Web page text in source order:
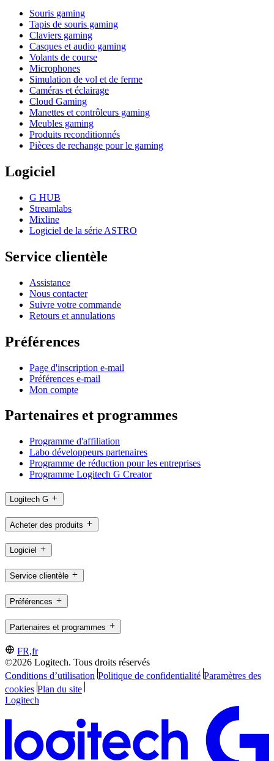
Souris gaming
Tapis de souris gaming
Claviers gaming
Casques et audio gaming
Volants de course
Microphones
Simulation de vol et de ferme
Caméras et éclairage
Cloud Gaming
Manettes et contrôleurs gaming
Meubles gaming
Produits reconditionnés
Pièces de rechange pour le gaming
Logiciel
G HUB
Streamlabs
Mixline
Logiciel de la série ASTRO
Service clientèle
Assistance
Nous contacter
Suivre votre commande
Retours et annulations
Préférences
Page d'inscription e-mail
Préférences e-mail
Mon compte
Partenaires et programmes
Programme d'affiliation
Labo développeurs partenaires
Programme de réduction pour les entreprises
Programme Logitech G Creator
Logitech G
Acheter des produits
Logiciel
Service clientèle
Préférences
Partenaires et programmes
FR,fr
©2026 Logitech. Tous droits réservés
Conditions d’utilisation Politique de confidentialité Paramètres des
cookies Plan du site
Logitech